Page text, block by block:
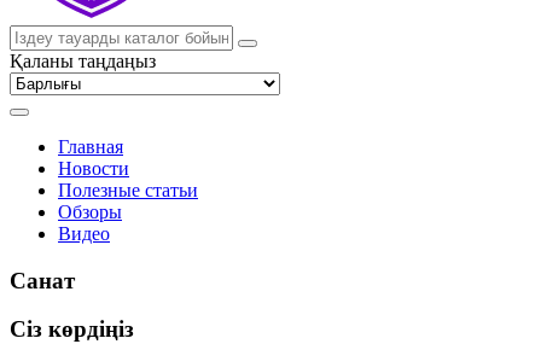
Қаланы таңдаңыз
Главная
Новости
Полезные статьи
Обзоры
Видео
Санат
Сіз көрдіңіз